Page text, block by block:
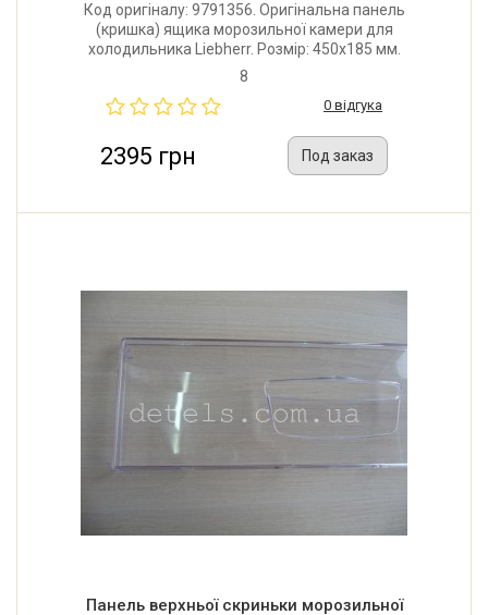
Код оригіналу: 9791356. Оригінальна панель
(кришка) ящика морозильної камери для
холодильника Liebherr. Розмір: 450x185 мм.
Виробник: Німеччина.
8
0 відгука
2395 грн Под заказ
Панель верхньої скриньки морозильної